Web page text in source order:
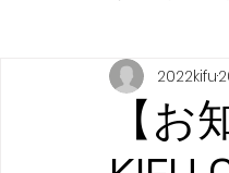
！KIFURU！プロジェク
【
2022kifu